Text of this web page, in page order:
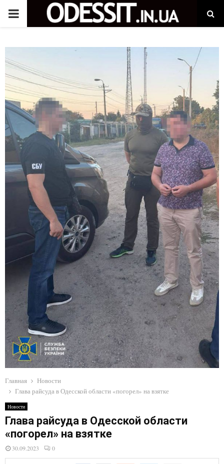
P
I
M
A
R
Y
N
U
Главная
Новости
Глава райсуда в Одесской области «погорел» на взятке
Новости
Глава райсуда в Одесской области
«погорел» на взятке
30.09.2023 0